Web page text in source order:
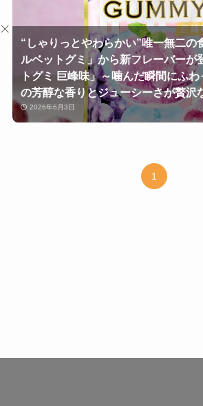
“しゃりっとやわらかい”唯一無二の
ルベットグミ」から新フレーバーが
トグミ 巨峰味」～噛んだ瞬間にふ
の芳醇な香りとジューシーさが贅沢
2026年6月3日
1